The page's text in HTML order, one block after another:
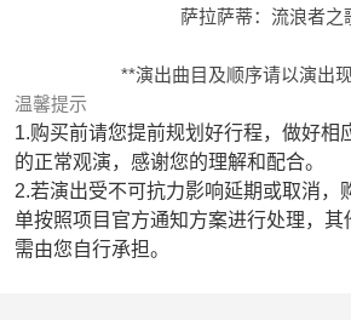
萨拉萨蒂：流浪者之
**演出曲目及顺序请以演出
温馨提示
1.购买前请您提前规划好行程，做好相
的正常观演，感谢您的理解和配合。
2.若演出受不可抗力影响延期或取消，
单按照项目官方通知方案进行处理，其
需由您自行承担。